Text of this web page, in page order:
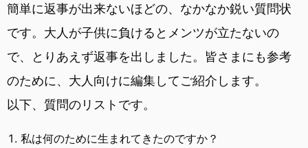
簡単に返事が出来ないほどの、なかなか鋭い質問状
です。大人が子供に負けるとメンツが立たないの
で、とりあえず返事を出しました。皆さまにも参考
のために、大人向けに編集してご紹介します。
以下、質問のリストです。
私は何のために生まれてきたのですか？